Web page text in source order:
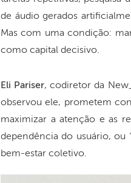
de áudio gerados
Mas com uma condição:
como capital decisivo.
Eli Pariser, codiretor da
observou ele, prometem
maximizar a atenção e as
dependência do usuário, ou
bem-estar coletivo.